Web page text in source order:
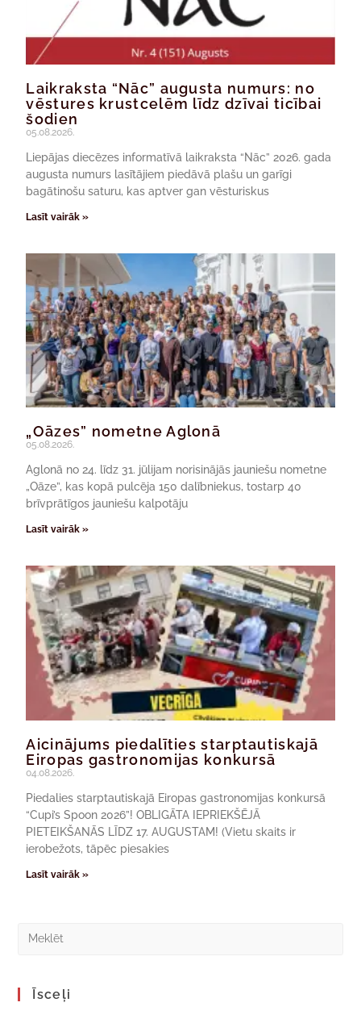
Laikraksta “Nāc” augusta numurs: no
vēstures krustcelēm līdz dzīvai ticībai
šodien
05.08.2026.
Liepājas diecēzes informatīvā laikraksta “Nāc” 2026. gada
augusta numurs lasītājiem piedāvā plašu un garīgi
bagātinošu saturu, kas aptver gan vēsturiskus
Lasīt vairāk »
„Oāzes” nometne Aglonā
05.08.2026.
Aglonā no 24. līdz 31. jūlijam norisinājās jauniešu nometne
„Oāze”, kas kopā pulcēja 150 dalībniekus, tostarp 40
brīvprātīgos jauniešu kalpotāju
Lasīt vairāk »
Aicinājums piedalīties starptautiskajā
Eiropas gastronomijas konkursā
04.08.2026.
Piedalies starptautiskajā Eiropas gastronomijas konkursā
“Cupi’s Spoon 2026”! OBLIGĀTA IEPRIEKŠĒJĀ
PIETEIKŠANĀS LĪDZ 17. AUGUSTAM! (Vietu skaits ir
ierobežots, tāpēc piesakies
Lasīt vairāk »
Īsceļi